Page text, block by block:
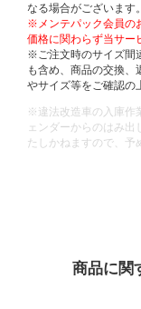
なる場合がございます
※メンテパック会員の
価格に関わらず当サー
※ご注文時のサイズ間
も含め、商品の交換、
やサイズ等をご確認の
※違法改造車の入庫作
ェンダーからのはみ出
たしかねますので、予
商品に関